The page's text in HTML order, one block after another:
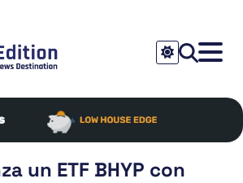
un ETF BHYP con